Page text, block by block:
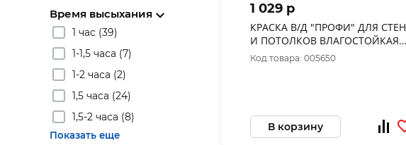
Время высыхания
1 час (39)
1-1,5 часа (7)
1-2 часа (2)
1,5 часа (24)
1,5-2 часа (8)
Показать еще
1 029 p
КРАСКА В/Д "ПРОФИ" ДЛЯ СТЕН
И ПОТОЛКОВ ВЛАГОСТОЙКАЯ
БАЗА А 1,8 Л (1) ТЕКС
Код товара: 005650
В корзину